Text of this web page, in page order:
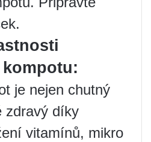
je nejen chutný
zdravý díky
vitamínů, mikro